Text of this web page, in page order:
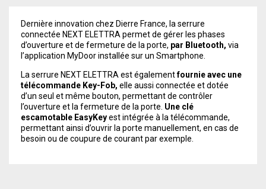
Dernière innovation chez Dierre France, la serrure
connectée NEXT ELETTRA permet de gérer les phases
d’ouverture et de fermeture de la porte, par Bluetooth, via
l’application MyDoor installée sur un Smartphone.
La serrure NEXT ELETTRA est égalementfournie avec une
télécommande Key-Fob, elle aussi connectée et dotée
d’un seul et même bouton, permettant de contrôler
l’ouverture et la fermeture de la porte. Une clé
escamotable EasyKeyest intégrée à la télécommande,
permettant ainsi d’ouvrir la porte manuellement, en cas de
besoin ou de coupure de courant par exemple.